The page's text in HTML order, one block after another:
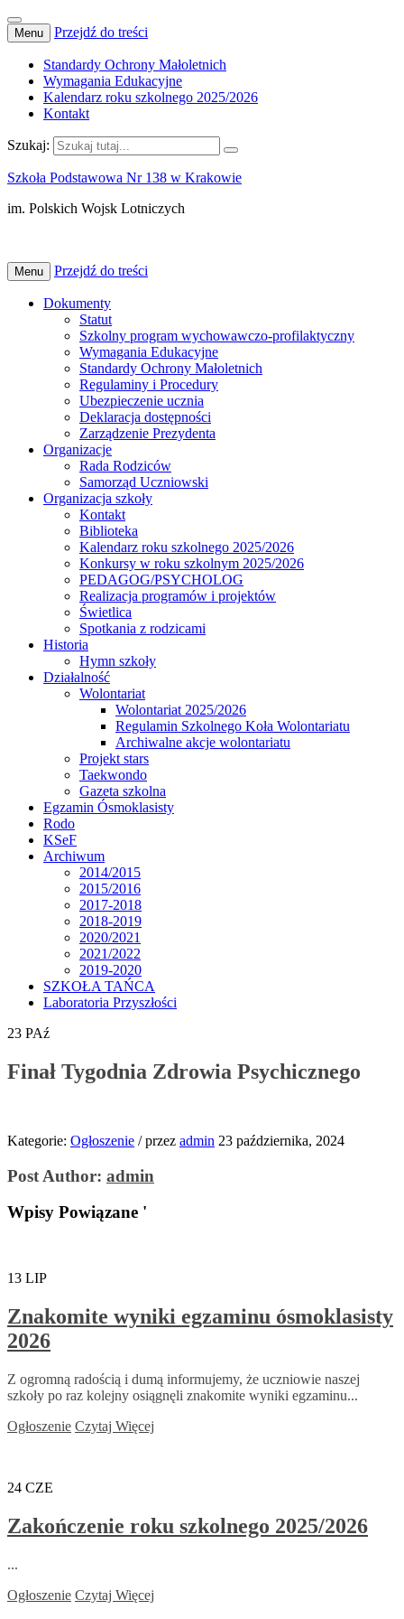
Menu Przejdź do treści
Standardy Ochrony Małoletnich
Wymagania Edukacyjne
Kalendarz roku szkolnego 2025/2026
Kontakt
Szukaj:
Szkoła Podstawowa Nr 138 w Krakowie
im. Polskich Wojsk Lotniczych
Menu Przejdź do treści
Dokumenty
Statut
Szkolny program wychowawczo-profilaktyczny
Wymagania Edukacyjne
Standardy Ochrony Małoletnich
Regulaminy i Procedury
Ubezpieczenie ucznia
Deklaracja dostępności
Zarządzenie Prezydenta
Organizacje
Rada Rodziców
Samorząd Uczniowski
Organizacja szkoły
Kontakt
Biblioteka
Kalendarz roku szkolnego 2025/2026
Konkursy w roku szkolnym 2025/2026
PEDAGOG/PSYCHOLOG
Realizacja programów i projektów
Świetlica
Spotkania z rodzicami
Historia
Hymn szkoły
Działalność
Wolontariat
Wolontariat 2025/2026
Regulamin Szkolnego Koła Wolontariatu
Archiwalne akcje wolontariatu
Projekt stars
Taekwondo
Gazeta szkolna
Egzamin Ósmoklasisty
Rodo
KSeF
Archiwum
2014/2015
2015/2016
2017-2018
2018-2019
2020/2021
2021/2022
2019-2020
SZKOŁA TAŃCA
Laboratoria Przyszłości
23 PAź
Finał Tygodnia Zdrowia Psychicznego
Kategorie: Ogłoszenie /przez admin 23 października, 2024
Post Author: admin
Wpisy Powiązane '
13 LIP
Znakomite wyniki egzaminu ósmoklasisty
2026
Z ogromną radością i dumą informujemy, że uczniowie naszej
szkoły po raz kolejny osiągnęli znakomite wyniki egzaminu...
Ogłoszenie Czytaj Więcej
24 CZE
Zakończenie roku szkolnego 2025/2026
...
Ogłoszenie Czytaj Więcej